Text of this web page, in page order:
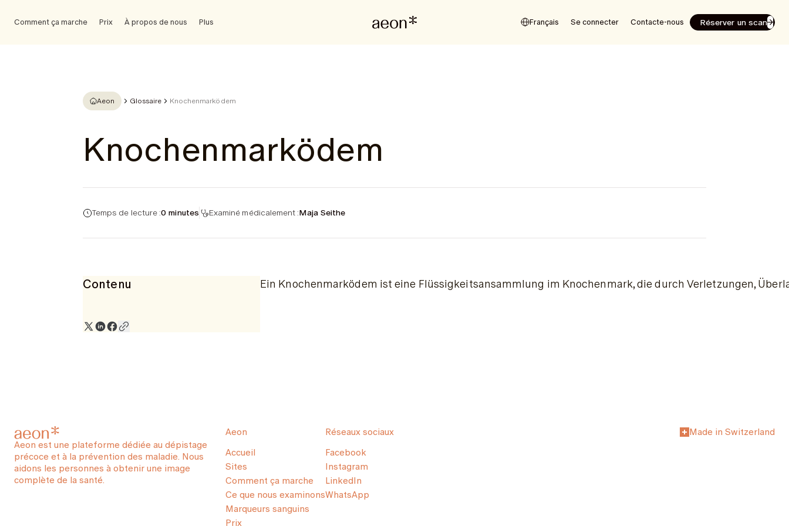
Comment ça marche Prix À propos de nous Plus Français Se connecter Contacte-nous Réserver un scan
Aeon Glossaire Knochenmarködem
Knochenmarködem
Temps de lecture :0 minutes Examiné médicalement :Maja Seithe
Contenu Ein Knochenmarködem ist eine Flüssigkeitsansammlung im Knochenmark, die durch Verletzungen,
Aeon est une plateforme dédiée au dépistage
précoce et à la prévention des maladie. Nous
aidons les personnes à obtenir une image
complète de la santé.
Aeon
Accueil
Sites
Comment ça marche
Ce que nous examinons
Marqueurs sanguins
Prix
Réseaux sociaux
Facebook
Instagram
LinkedIn
WhatsApp
Made in Switzerland